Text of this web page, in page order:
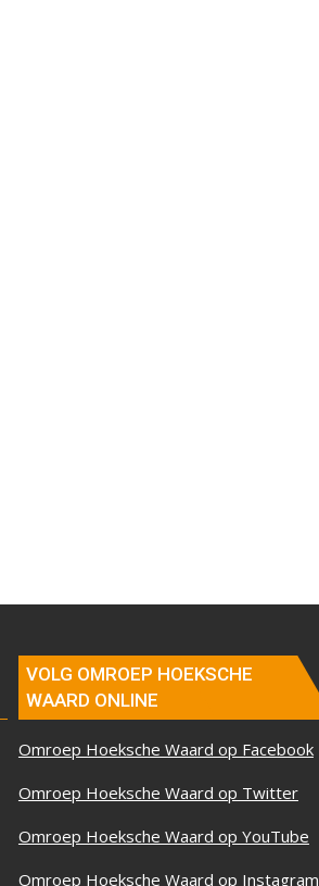
VOLG OMROEP HOEKSCHE
WAARD ONLINE
Omroep Hoeksche Waard op Facebook
Omroep Hoeksche Waard op Twitter
Omroep Hoeksche Waard op YouTube
Omroep Hoeksche Waard op Instagram